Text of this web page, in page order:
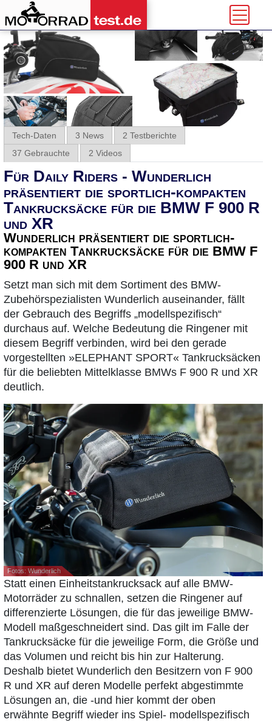
Tech-Daten 3 News
2 Testberichte
37 Gebrauchte
2 Videos
Für Daily Riders - Wunderlich
präsentiert die sportlich-kompakten
Tankrucksäcke für die BMW F 900 R
und XR
Wunderlich präsentiert die sportlich-
kompakten Tankrucksäcke für die BMW F
900 R und XR
Setzt man sich mit dem Sortiment des BMW-
Zubehörspezialisten Wunderlich auseinander, fällt
der Gebrauch des Begriffs „modellspezifisch“
durchaus auf. Welche Bedeutung die Ringener mit
diesem Begriff verbinden, wird bei den gerade
vorgestellten »ELEPHANT SPORT« Tankrucksäcken
für die beliebten Mittelklasse BMWs F 900 R und XR
deutlich.
Fotos: Wunderlich
Statt einen Einheitstankrucksack auf alle BMW-
Motorräder zu schnallen, setzen die Ringener auf
differenzierte Lösungen, die für das jeweilige BMW-
Modell maßgeschneidert sind. Das gilt im Falle der
Tankrucksäcke für die jeweilige Form, die Größe und
das Volumen und reicht bis hin zur Halterung.
Deshalb bietet Wunderlich den Besitzern von F 900
R und XR auf deren Modelle perfekt abgestimmte
Lösungen an, die -und hier kommt der oben
erwähnte Begriff wieder ins Spiel- modellspezifisch